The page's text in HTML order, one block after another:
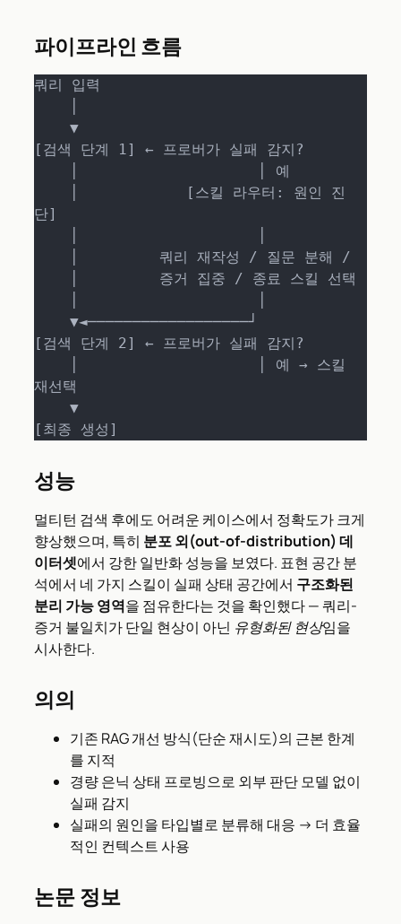
파이프라인 흐름
쿼리 입력
[검색 단계 1] ← 프로버가 실패 감지?
단]
[검색 단계 2] ← 프로버가 실패 감지?
재선택
[최종 생성]
성능
멀티턴 검색 후에도 어려운 케이스에서 정확도가 크게
향상했으며, 특히 분포 외(out-of-distribution) 데
이터셋에서 강한 일반화 성능을 보였다. 표현 공간 분
석에서 네 가지 스킬이 실패 상태 공간에서 구조화된
분리 가능 영역을 점유한다는 것을 확인했다 — 쿼리-
증거 불일치가 단일 현상이 아닌 유형화된 현상임을
시사한다.
의의
기존 RAG 개선 방식(단순 재시도)의 근본 한계
를 지적
경량 은닉 상태 프로빙으로 외부 판단 모델 없이
실패 감지
실패의 원인을 타입별로 분류해 대응 → 더 효율
적인 컨텍스트 사용
논문 정보